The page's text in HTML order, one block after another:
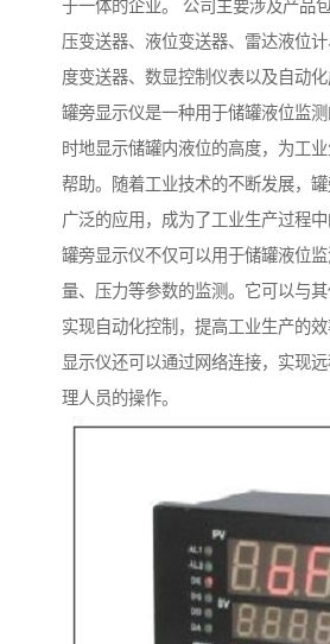
于一体的企业。 公司主要涉及产品
压变送器、液位变送器、雷达液位
度变送器、数显控制仪表以及自动化
罐旁显示仪是一种用于储罐液位监
时地显示储罐内液位的高度，为工
帮助。随着工业技术的不断发展，
广泛的应用，成为了工业生产过程中
罐旁显示仪不仅可以用于储罐液位
量、压力等参数的监测。它可以与其
实现自动化控制，提高工业生产的
显示仪还可以通过网络连接，实现
理人员的操作。